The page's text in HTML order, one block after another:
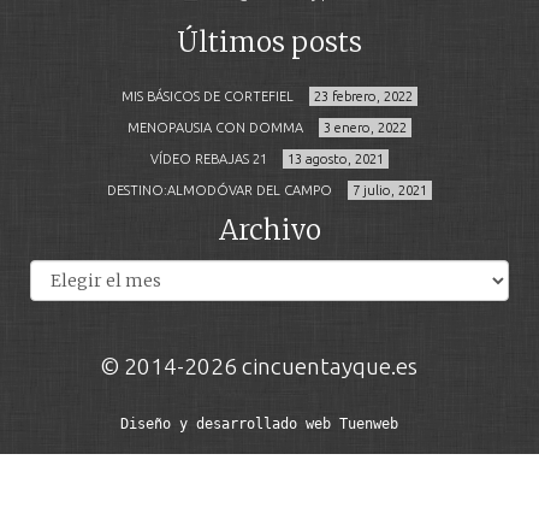
Últimos posts
MIS BÁSICOS DE CORTEFIEL 23 febrero, 2022
MENOPAUSIA CON DOMMA 3 enero, 2022
VÍDEO REBAJAS 21 13 agosto, 2021
DESTINO:ALMODÓVAR DEL CAMPO 7 julio, 2021
Archivo
© 2014-2026 cincuentayque.es
Diseño y desarrollado web Tuenweb